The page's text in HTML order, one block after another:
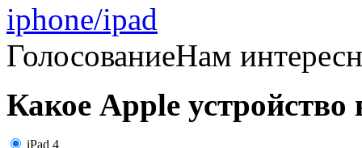
ГолосованиеНам
Какое Apple устройство
iPad 4